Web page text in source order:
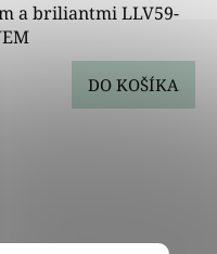
a briliantmi LLV59-
DO KOŠÍKA